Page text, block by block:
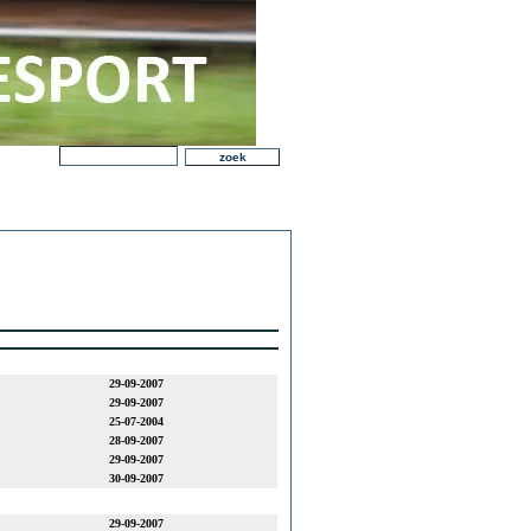
29-09-2007
29-09-2007
25-07-2004
28-09-2007
29-09-2007
30-09-2007
29-09-2007